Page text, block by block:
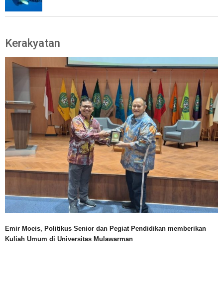
Kerakyatan
Emir Moeis, Politikus Senior dan Pegiat Pendidikan memberikan
Kuliah Umum di Universitas Mulawarman